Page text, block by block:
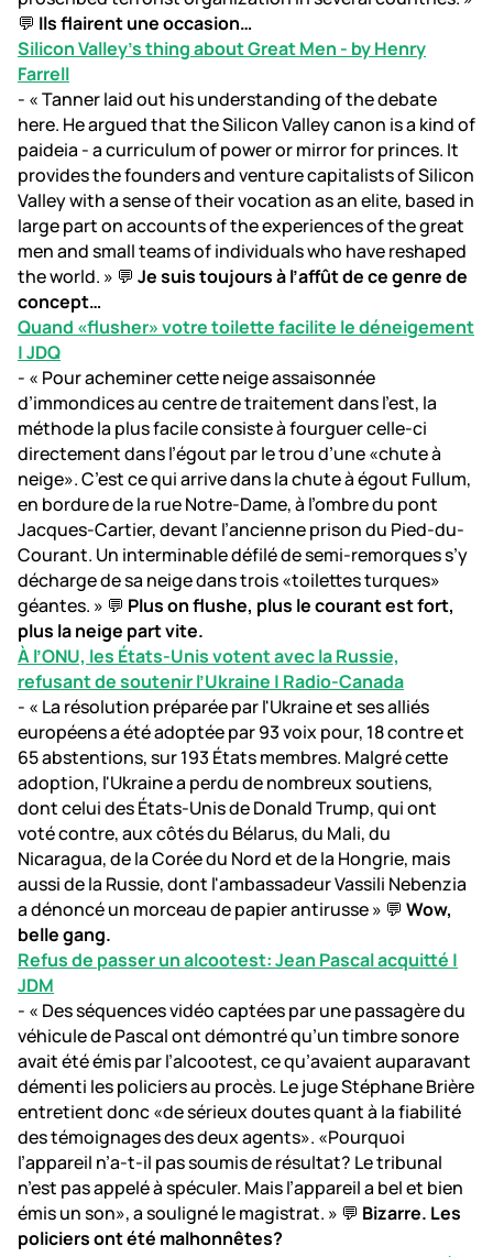
💬 Ils flairent une occasion…
Silicon Valley's thing about Great Men - by Henry
Farrell
- « Tanner laid out his understanding of the debate
here. He argued that the Silicon Valley canon is a kind of
paideia - a curriculum of power or mirror for princes. It
provides the founders and venture capitalists of Silicon
Valley with a sense of their vocation as an elite, based in
large part on accounts of the experiences of the great
men and small teams of individuals who have reshaped
the world. » 💬 Je suis toujours à l’affût de ce genre de
concept…
Quand «flusher» votre toilette facilite le déneigement
| JDQ
- « Pour acheminer cette neige assaisonnée
d’immondices au centre de traitement dans l’est, la
méthode la plus facile consiste à fourguer celle-ci
directement dans l’égout par le trou d’une «chute à
neige». C’est ce qui arrive dans la chute à égout Fullum,
en bordure de la rue Notre-Dame, à l’ombre du pont
Jacques-Cartier, devant l’ancienne prison du Pied-du-
Courant. Un interminable défilé de semi-remorques s’y
décharge de sa neige dans trois «toilettes turques»
géantes. » 💬 Plus on flushe, plus le courant est fort,
plus la neige part vite.
À l’ONU, les États-Unis votent avec la Russie,
refusant de soutenir l’Ukraine | Radio-Canada
- « La résolution préparée par l'Ukraine et ses alliés
européens a été adoptée par 93 voix pour, 18 contre et
65 abstentions, sur 193 États membres. Malgré cette
adoption, l'Ukraine a perdu de nombreux soutiens,
dont celui des États-Unis de Donald Trump, qui ont
voté contre, aux côtés du Bélarus, du Mali, du
Nicaragua, de la Corée du Nord et de la Hongrie, mais
aussi de la Russie, dont l'ambassadeur Vassili Nebenzia
a dénoncé un morceau de papier antirusse » 💬 Wow,
belle gang.
Refus de passer un alcootest: Jean Pascal acquitté |
JDM
- « Des séquences vidéo captées par une passagère du
véhicule de Pascal ont démontré qu’un timbre sonore
avait été émis par l’alcootest, ce qu’avaient auparavant
démenti les policiers au procès. Le juge Stéphane Brière
entretient donc «de sérieux doutes quant à la fiabilité
des témoignages des deux agents». «Pourquoi
l’appareil n’a-t-il pas soumis de résultat? Le tribunal
n’est pas appelé à spéculer. Mais l’appareil a bel et bien
émis un son», a souligné le magistrat. » 💬 Bizarre. Les
policiers ont été malhonnêtes?